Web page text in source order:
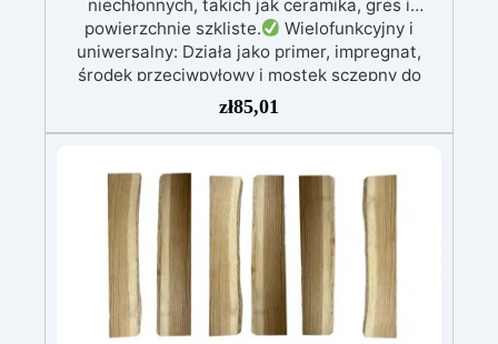
niechłonnych, takich jak ceramika, gres i
powierzchnie szkliste.
Wielofunkcyjny i
uniwersalny: Działa jako primer, impregnat,
środek przeciwpyłowy i mostek sczepny do
powierzchni mineralnych i betonu.
penetracja i wzmocnienie podłoża: Zapewnia
porowatość i zwiększa odporność podłoża.
Uniwersalna kompatybilność: Może być
pokrywany dowolnym systemem żywicznym bez
zmiany koloru podłoża i bez efektu mokrej
powierzchni.
Łatwa aplikacja i produkt
jednoskładnikowy: Prosta i szybka aplikacja,
sucha pozostałość 24% – dla najlepszych
efektów estetycznych i użytkowych.
zł85,01